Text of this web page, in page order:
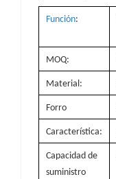
Función:
MOQ:
Material:
Forro
Característica:
Capacidad de
suministro